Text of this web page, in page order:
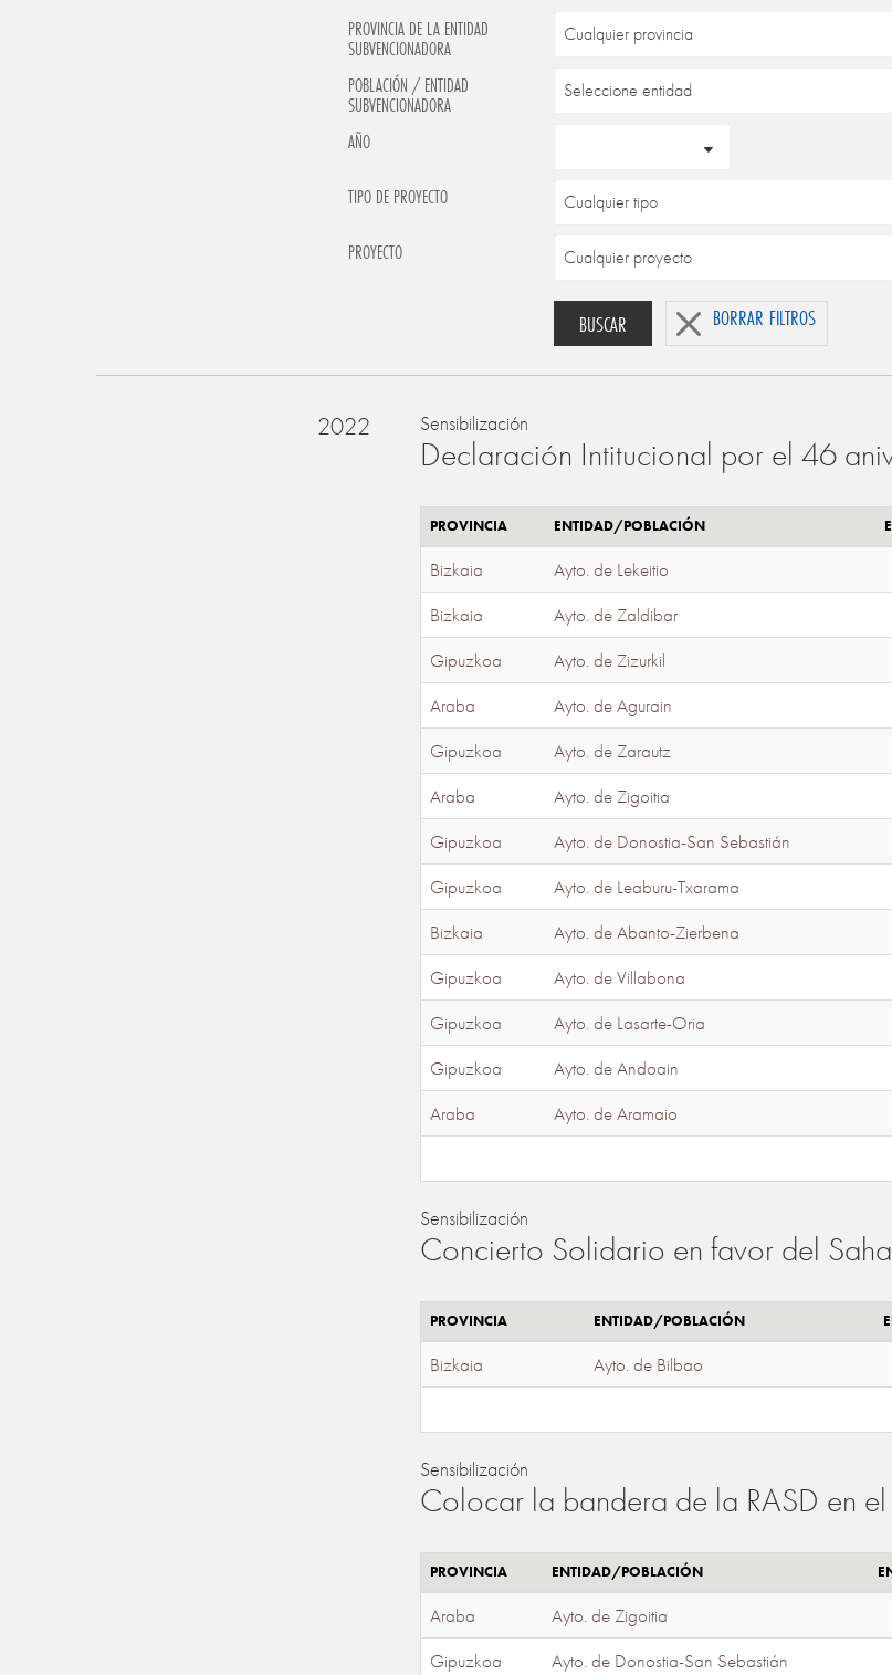
PROVINCIA DE LA ENTIDAD
SUBVENCIONADORA
POBLACIÓN / ENTIDAD
SUBVENCIONADORA
AÑO
TIPO DE PROYECTO
PROYECTO
BUSCAR BORRAR FILTROS
2022 Sensibilización
Declaración Intitucional por el 46
PROVINCIA ENTIDAD/POBLACIÓN
Bizkaia Ayto. de Lekeitio
Bizkaia
Ayto. de Zaldibar
Gipuzkoa
Ayto. de Zizurkil
Araba
Ayto. de Agurain
Gipuzkoa
Ayto. de Zarautz
Araba
Ayto. de Zigoitia
Gipuzkoa
Ayto. de Donostia-San Sebastián
Gipuzkoa
Ayto. de Leaburu-Txarama
Bizkaia
Ayto. de Abanto-Zierbena
Gipuzkoa
Ayto. de Villabona
Gipuzkoa
Ayto. de Lasarte-Oria
Gipuzkoa
Ayto. de Andoain
Araba
Ayto. de Aramaio
Sensibilización
Concierto Solidario en favor del
PROVINCIA ENTIDAD/POBLACIÓN
Bizkaia Ayto. de Bilbao
Sensibilización
Colocar la bandera de la RASD en
PROVINCIA ENTIDAD/POBLACIÓN
Araba Ayto. de Zigoitia
Gipuzkoa
Ayto. de Donostia-San Sebastián